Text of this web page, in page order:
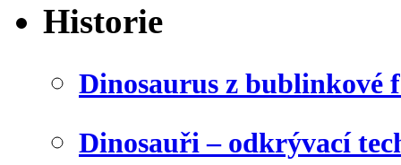
Historie
Dinosaurus z bublinkové
Dinosauři – odkrývací